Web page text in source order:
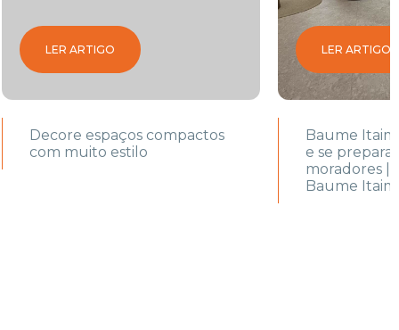
LER ARTIGO
Decore espaços compactos
com muito estilo
LER ARTIGO
Baume
e se prepara
moradores |
Baume Itaim